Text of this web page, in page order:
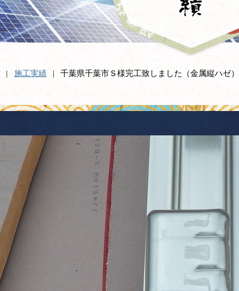
施工実績 千葉県千葉市Ｓ様完工致しました（金属縦ハゼ）